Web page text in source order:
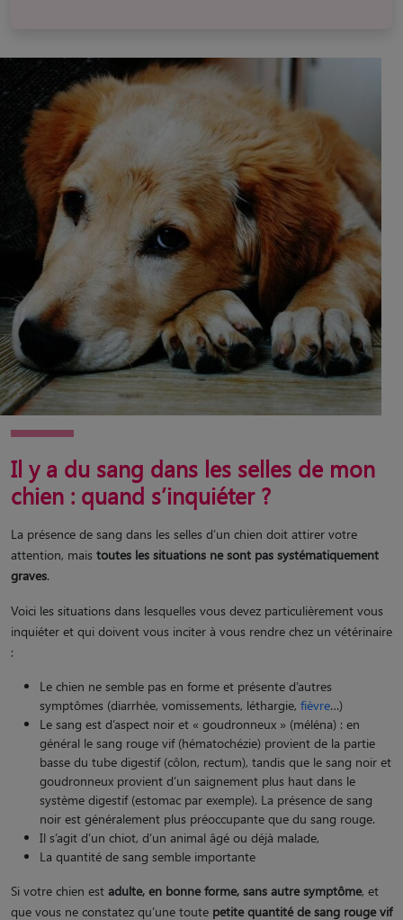
Il y a du sang dans les selles de mon
chien : quand s’inquiéter ?
La présence de sang dans les selles d’un chien doit attirer votre
attention, mais toutes les situations ne sont pas systématiquement
graves.
Voici les situations dans lesquelles vous devez particulièrement vous
inquiéter et qui doivent vous inciter à vous rendre chez un vétérinaire
:
Le chien ne semble pas en forme et présente d’autres
symptômes (diarrhée, vomissements, léthargie, fièvre…)
Le sang est d’aspect noir et « goudronneux » (méléna) : en
général le sang rouge vif (hématochézie) provient de la partie
basse du tube digestif (côlon, rectum), tandis que le sang noir et
goudronneux provient d’un saignement plus haut dans le
système digestif (estomac par exemple). La présence de sang
noir est généralement plus préoccupante que du sang rouge.
Il s’agit d’un chiot, d’un animal âgé ou déjà malade,
La quantité de sang semble importante
Si votre chien est adulte, en bonne forme, sans autre symptôme, et
que vous ne constatez qu’une toute petite quantité de sang rouge vif